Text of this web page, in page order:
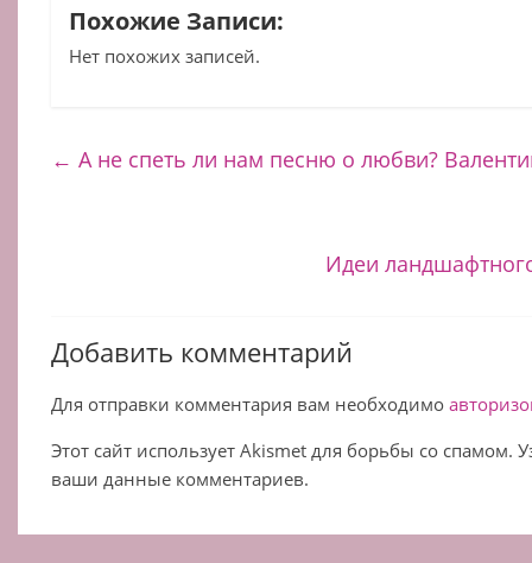
Похожие Записи:
Нет похожих записей.
← А не спеть ли нам песню о любви?
Идеи
Добавить комментарий
Для отправки комментария вам необходимо
Этот сайт использует Akismet для борьбы со спамом.
ваши данные комментариев.